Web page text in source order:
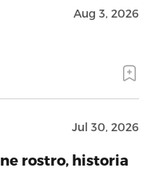
Aug 3, 2026
Jul 30, 2026
rostro, historia